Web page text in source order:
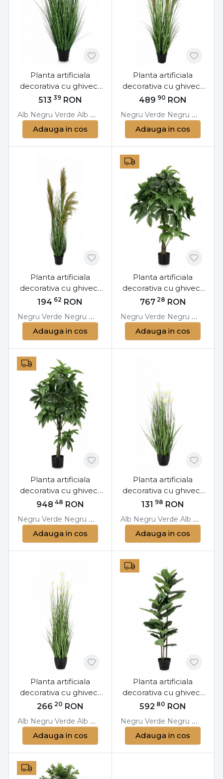
Planta artificiala
decorativa cu ghiveci,
120 cm, Grevillea
513 39 RON
Alb Negru Verde Alb Negru Verde Negru Roz Verde
Adauga in cos
Planta artificiala
decorativa cu ghiveci,
145 cm, Pampas
489 90 RON
Negru Verde Negru Verde
Adauga in cos
Planta artificiala
decorativa cu ghiveci,
96,5 cm, Pampas
194 62 RON
Negru Verde Negru Verde
Adauga in cos
Planta artificiala
decorativa cu ghiveci,
120 cm, Pachira
76728 RON
Negru Verde Negru Verde
Adauga in cos
Planta artificiala
decorativa cu ghiveci,
160 cm, Pachira
948 48 RON
Negru Verde Negru Verde
Adauga in cos
Planta artificiala
decorativa cu ghiveci,
68 cm, Eriophorum
131 98 RON
Alb Negru Verde Alb Negru
Adauga in cos
Planta artificiala
decorativa cu ghiveci,
110 cm, Eriophorum
266 20 RON
Alb Negru Verde Alb Negru Verde
Adauga in cos
Planta artificiala
decorativa cu ghiveci,
145 cm, Ficus Bizzotto
592 80 RON
Negru Verde Negru Verde
Adauga in cos